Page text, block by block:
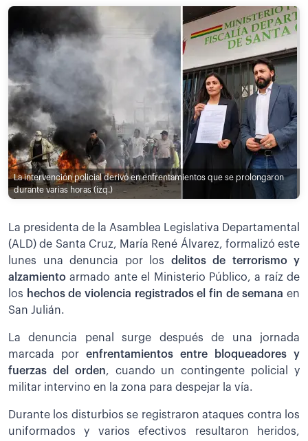
La intervención policial derivó en enfrentamientos que se prolongaron
durante varias horas (izq.)
La presidenta de la Asamblea Legislativa Departamental
(ALD) de Santa Cruz, María René Álvarez, formalizó este
lunes una denuncia por los delitos de terrorismo y
alzamiento armado ante el Ministerio Público, a raíz de
los hechos de violencia registrados el fin de semana en
San Julián.
La denuncia penal surge después de una jornada
marcada por enfrentamientos entre bloqueadores y
fuerzas del orden, cuando un contingente policial y
militar intervino en la zona para despejar la vía.
Durante los disturbios se registraron ataques contra los
uniformados y varios efectivos resultaron heridos,